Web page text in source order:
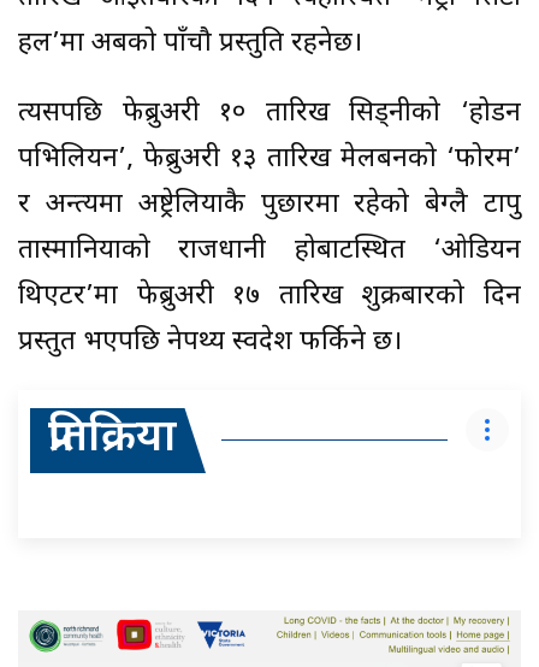
हल’मा अबको पाँचौ प्रस्तुति रहनेछ।
त्यसपछि फेब्रुअरी १० तारिख सिड्नीको ‘होडर्न
पभिलियन’, फेब्रुअरी १३ तारिख मेलबर्नको ‘फोरम’
र अन्त्यमा अष्ट्रेलियाकै पुछारमा रहेको बेग्लै टापु
तास्मानियाको राजधानी होबार्टस्थित ‘ओडियन
थिएटर’मा फेब्रुअरी १७ तारिख शुक्रबारको दिन
प्रस्तुत भएपछि नेपथ्य स्वदेश फर्किने छ।
प्रतिक्रिया